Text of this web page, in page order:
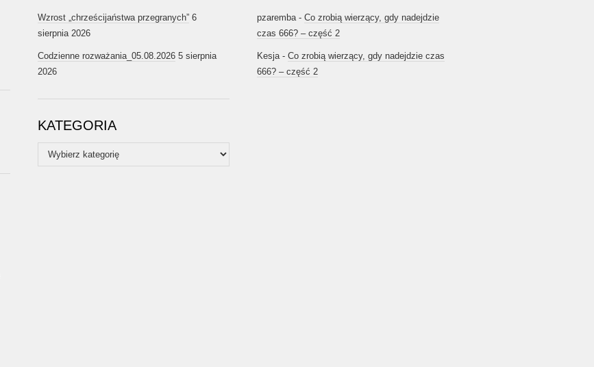
Wzrost „chrześcijaństwa przegranych” 6
sierpnia 2026
Codzienne rozważania_05.08.2026 5 sierpnia
2026
KATEGORIA
Kategoria
pzaremba- Co zrobią wierzący, gdy nadejdzie
czas 666? – część 2
Kesja- Co zrobią wierzący, gdy nadejdzie czas
666? – część 2